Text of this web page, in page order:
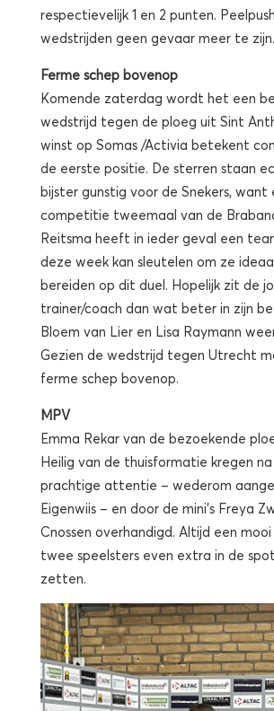
respectievelijk 1 en 2 punten.
wedstrijden geen gevaar meer te zijn.
Ferme schep bovenop
Komende zaterdag wordt het een
wedstrijd tegen de ploeg uit Sint
winst op Somas /Activia betekent
de eerste positie. De sterren staan
bijster gunstig voor de Snekers, want
competitie tweemaal van de
Reitsma heeft in ieder geval een
deze week kan sleutelen om ze
bereiden op dit duel. Hopelijk zit de
trainer/coach dan wat beter in zijn
Bloem van Lier en Lisa Raymann
Gezien de wedstrijd tegen Utrecht
ferme schep bovenop.
MPV
Emma Rekar van de bezoekende
Heilig van de thuisformatie kregen
prachtige attentie – wederom
Eigenwiis – en door de mini’s Freya
Cnossen overhandigd. Altijd een
twee speelsters even extra in de
zetten.